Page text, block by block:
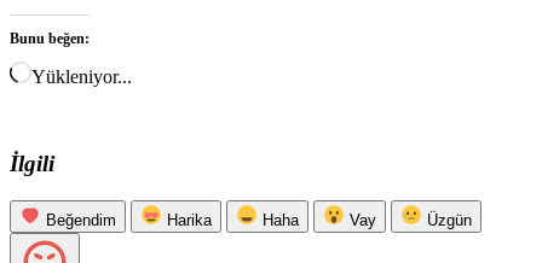
Bunu beğen:
Yükleniyor...
İlgili
Beğendim Harika Haha Vay Üzgün